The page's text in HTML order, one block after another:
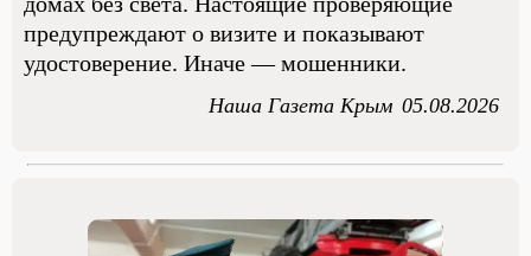
предупреждают о визите и показывают
удостоверение. Иначе — мошенники.
Наша Газета Крым 05.08.2026